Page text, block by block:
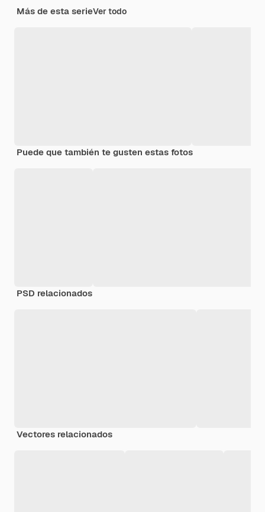
Más de esta serieVer todo
Puede que también te gusten estas fotos
PSD relacionados
Vectores relacionados